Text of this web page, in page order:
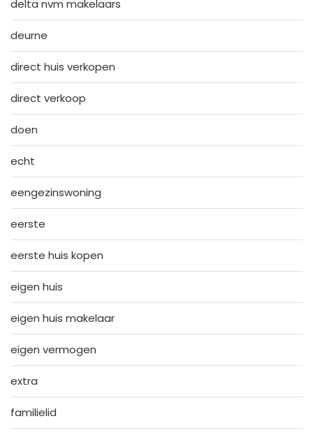
delta nvm makelaars
deurne
direct huis verkopen
direct verkoop
doen
echt
eengezinswoning
eerste
eerste huis kopen
eigen huis
eigen huis makelaar
eigen vermogen
extra
familielid